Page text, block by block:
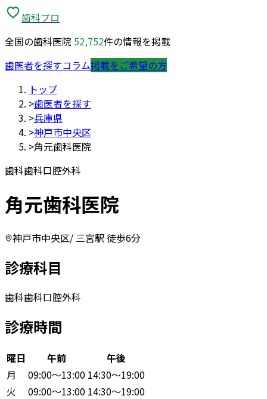
歯科プロ
全国の歯科医院 52,752件の情報を掲載
歯医者を探すコラム掲載をご希望の方
トップ
>歯医者を探す
>兵庫県
>神戸市中央区
>角元歯科医院
歯科歯科口腔外科
角元歯科医院
神戸市中央区/ 三宮駅 徒歩6分
診療科目
歯科歯科口腔外科
診療時間
曜日 午前
午後
月
09:00〜13:00 14:30〜19:00
火
09:00〜13:00 14:30〜19:00